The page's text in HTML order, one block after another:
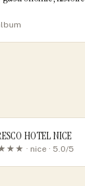
HOTEL NICE
· nice · 5.0/5